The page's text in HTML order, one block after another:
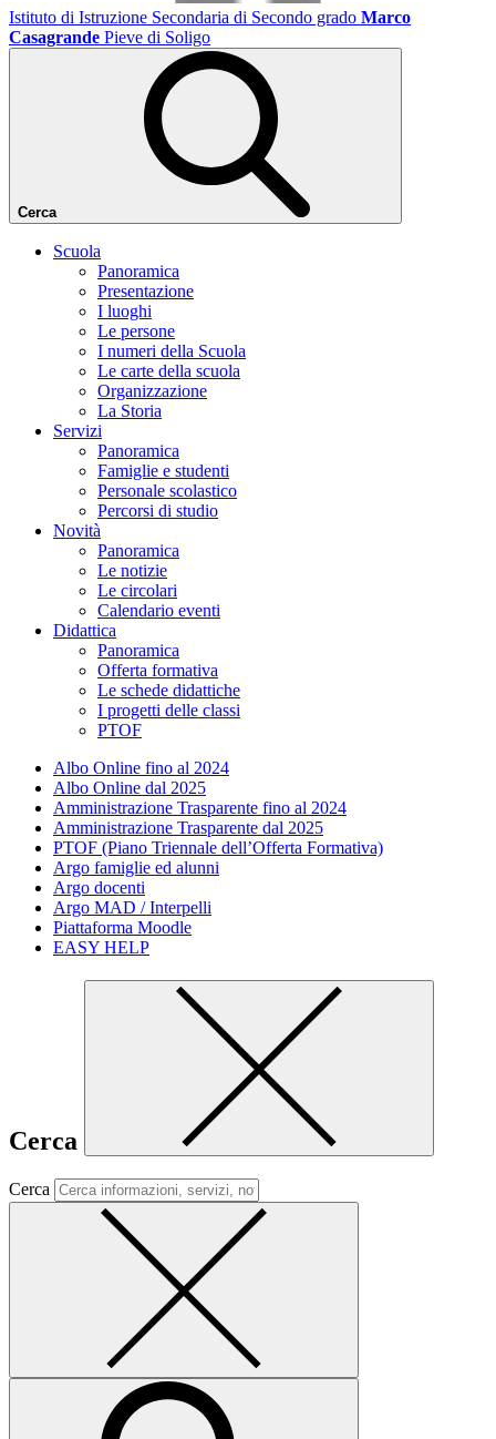
Istituto di Istruzione Secondaria di Secondo grado Marco
Casagrande Pieve di Soligo
Cerca
Scuola
Panoramica
Presentazione
I luoghi
Le persone
I numeri della Scuola
Le carte della scuola
Organizzazione
La Storia
Servizi
Panoramica
Famiglie e studenti
Personale scolastico
Percorsi di studio
Novità
Panoramica
Le notizie
Le circolari
Calendario eventi
Didattica
Panoramica
Offerta formativa
Le schede didattiche
I progetti delle classi
PTOF
Albo Online fino al 2024
Albo Online dal 2025
Amministrazione Trasparente fino al 2024
Amministrazione Trasparente dal 2025
PTOF (Piano Triennale dell’Offerta Formativa)
Argo famiglie ed alunni
Argo docenti
Argo MAD / Interpelli
Piattaforma Moodle
EASY HELP
Cerca
Cerca